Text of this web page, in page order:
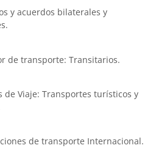
y acuerdos bilaterales y
de transporte: Transitarios.
de Viaje: Transportes turísticos y
de transporte Internacional.